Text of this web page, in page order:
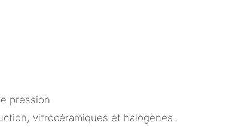
pression
vitrocéramiques et halogènes.